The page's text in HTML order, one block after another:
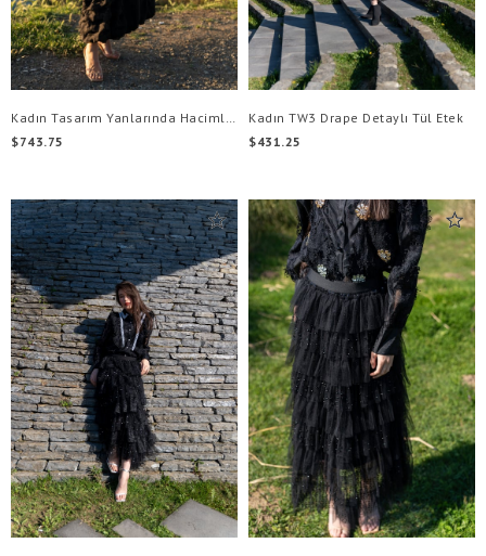
$743.75
Kadın TW3 Drape Detaylı Tül Etek
$431.25